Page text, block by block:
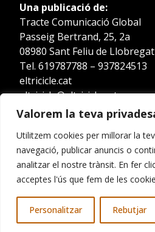
Valorem la teva
Utilitzem cookies per millorar la
navegació, publicar anuncis o
analitzar el nostre trànsit. En fer
acceptes l'ús que fem de les
Personalitzar Rebutjar
Una publicació de:
Tracte Comunicació Global
Passeig Bertrand, 25, 2a
08980 Sant Feliu de
Tel. 619787788 – 937824513
eltricicle.cat
eltricicle@eltricicle.cat
Política de privacitatAvís legal
Declaració d'accessibilitat
els drets